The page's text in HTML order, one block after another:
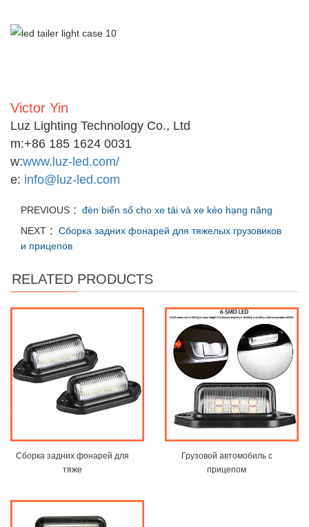
Victor Yin
Luz Lighting Technology Co., Ltd
m:+86 185 1624 0031
w:www.luz-led.com/
e: info@luz-led.com
PREVIOUS ： đèn biển số cho xe tải và xe kéo hạng nặng
NEXT ： Сборка задних фонарей для тяжелых грузовиков
и прицепов
RELATED PRODUCTS
Сборка задних фонарей для
тяже
Грузовой автомобиль с
прицепом